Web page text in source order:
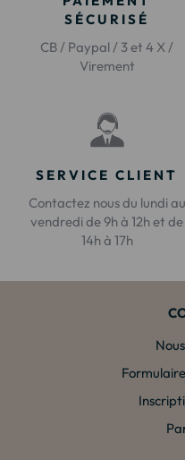
SÉCURISÉ
CB / Paypal / 3 et 4 X /
Virement
SERVICE CLIENT
Contactez nous du lundi au
vendredi de 9h à 12h et de
14h à 17h